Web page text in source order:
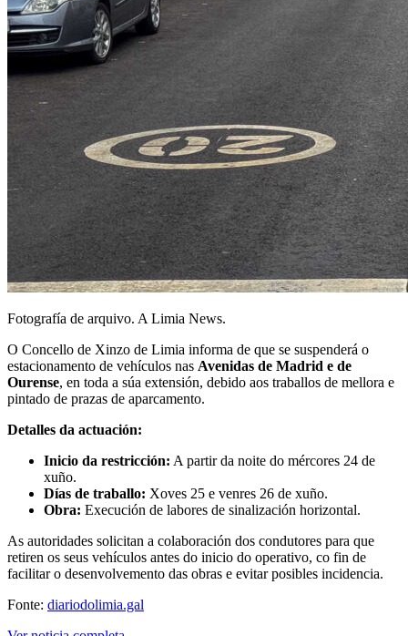
Fotografía de arquivo. A Limia News.
O Concello de Xinzo de Limia informa de que se suspenderá o
estacionamento de vehículos nas Avenidas de Madrid e de
Ourense, en toda a súa extensión, debido aos traballos de mellora e
pintado de prazas de aparcamento.
Detalles da actuación:
Inicio da restricción: A partir da noite do mércores 24 de
xuño.
Días de traballo: Xoves 25 e venres 26 de xuño.
Obra: Execución de labores de sinalización horizontal.
As autoridades solicitan a colaboración dos condutores para que
retiren os seus vehículos antes do inicio do operativo, co fin de
facilitar o desenvolvemento das obras e evitar posibles incidencia.
Fonte: diariodolimia.gal